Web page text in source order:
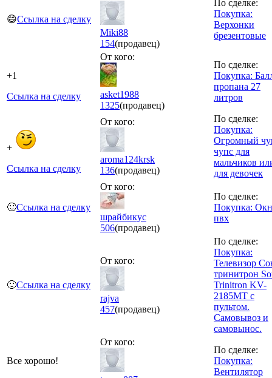
😄Ссылка на сделку
Miki88
154(продавец)
По сделке:
Покупка:
Верхонки
брезентовые
+1
Ссылка на сделку
От кого:
asket1988
1325(продавец)
По сделке:
Покупка:
пропана 27
литров
+
Ссылка на сделку
От кого:
aroma124krsk
136(продавец)
По сделке:
Покупка:
Огромный
чупс для
мальчиков
для девочек
🙂Ссылка на сделку
От кого:
шрайбикус
506(продавец)
По сделке:
Покупка:
пвх
🙂Ссылка на сделку
От кого:
rajva
457(продавец)
По сделке:
Покупка:
Телевизор
тринитрон
Trinitron KV-
2185MT с
пультом.
Самовывоз и
самовынос.
Все хорошо!
От кого:
По сделке:
Покупка:
Вентилятор